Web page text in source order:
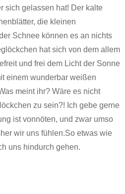
sich gelassen hat! Der kalte
die kleinen
Schnee können es an nichts
hat sich von dem allem
und frei dem Licht der Sonne
einem wunderbar weißen
meint ihr? Wäre es nicht
zu sein?! Ich gebe gerne
ist vonnöten, und zwar umso
wir uns fühlen.So etwas wie
uns hindurch gehen.